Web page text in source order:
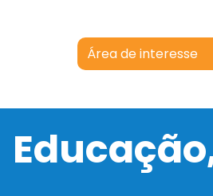
Área de interesse